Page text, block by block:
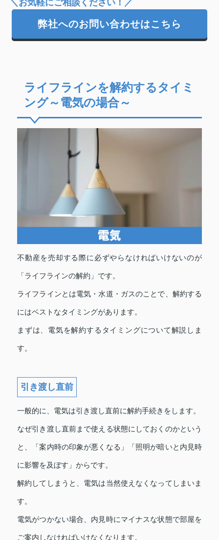
＼お気軽にご相談ください！／
弊社へのお問い合わせはこちら
ライフラインを解約するタイミ
ング～電気の場合～
不動産を売却する際に必ずやらなければいけないのが
「ライフラインの解約」です。
ライフラインとは電気・水道・ガスのことで、解約する
にはベストなタイミングがあります。
まずは、電気を解約するタイミングについて解説しま
す。
引き渡し直前
一般的に、電気は引き渡し直前に解約手続きをします。
なぜ引き渡し直前まで使える状態にしておくのかという
と、「案内時の印象が悪くなる」「照明が暗いと内見時
に影響を及ぼす」からです。
解約してしまうと、電気は当然使えなくなってしまいま
す。
電気がつかない場合、内見時にマイナスな状態で部屋を
ご案内しなければいけなくなります。